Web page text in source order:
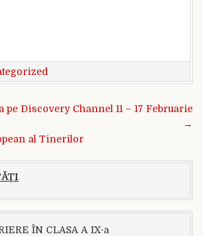
pe Discovery Channel 11 – 17 Februarie
→
al Tinerilor
ÎN CLASA A IX-a